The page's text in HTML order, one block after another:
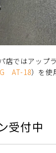
店ではアップ
AT-18）を使
受付中